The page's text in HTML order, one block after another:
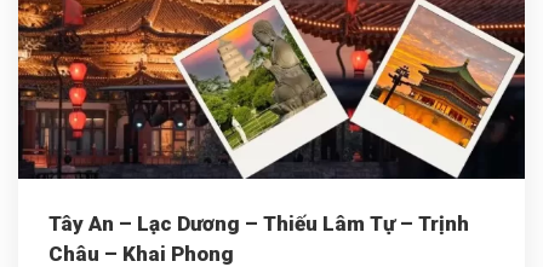
Tây An – Lạc Dương – Thiếu Lâm Tự – Trịnh
Châu – Khai Phong